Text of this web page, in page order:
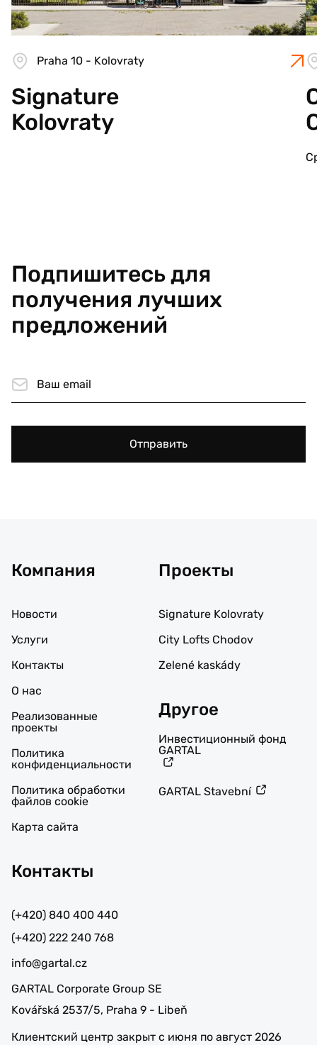
Praha 10 - Kolovraty
Signature
Kolovraty
Подпишитесь для
получения лучших
предложений
Отправить
Компания
Новости
Услуги
Контакты
О нас
Реализованные
проекты
Политика
конфиденциальности
Политика обработки
файлов cookie
Карта сайта
Проекты
Signature Kolovraty
City Lofts Chodov
Zelené kaskády
Другое
Инвестиционный фонд
GARTAL
GARTAL Stavební
Контакты
(+420) 840 400 440
(+420) 222 240 768
info@gartal.cz
GARTAL Corporate Group SE
Kovářská 2537/5, Praha 9 - Libeň
Клиентский центр закрыт с июня по август 2026